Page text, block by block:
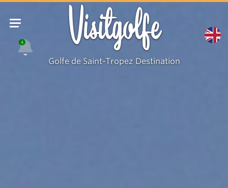
4 Visitgolfe
Golfe de Saint-Tropez Destination
roche